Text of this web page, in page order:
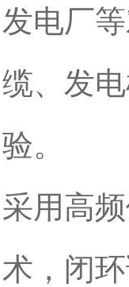
发电厂
缆、发
验。
采用高
术，闭